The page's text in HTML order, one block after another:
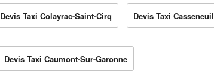
Devis Taxi Colayrac-Saint-Cirq Devis Taxi Casseneuil
Devis Taxi Caumont-Sur-Garonne